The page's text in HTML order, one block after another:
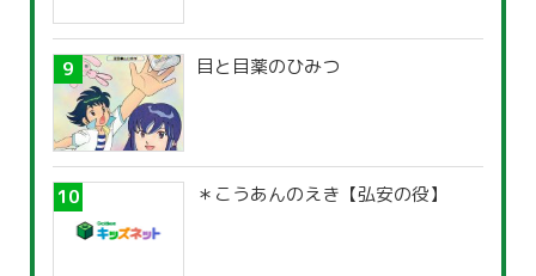
目と目薬のひみつ
＊こうあんのえき【弘安の役】